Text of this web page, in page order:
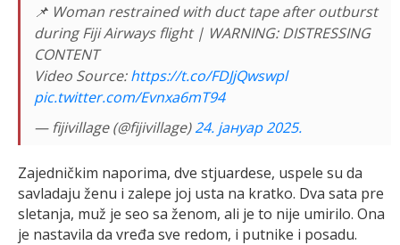
📌 Woman restrained with duct tape after outburst
during Fiji Airways flight | WARNING: DISTRESSING
CONTENT
Video Source:https://t.co/FDJjQwswpl
pic.twitter.com/Evnxa6mT94
— fijivillage (@fijivillage)24. јануар 2025.
Zajedničkim naporima, dve stjuardese, uspele su da
savladaju ženu i zalepe joj usta na kratko. Dva sata pre
sletanja, muž je seo sa ženom, ali je to nije umirilo. Ona
je nastavila da vređa sve redom, i putnike i posadu.